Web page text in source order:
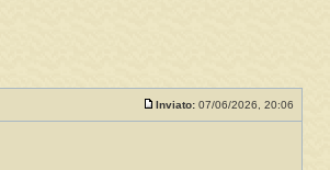
Inviato: 07/06/2026, 20:06